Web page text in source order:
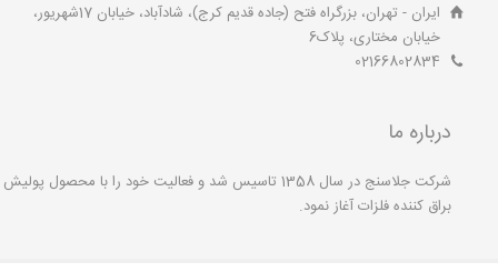
ایران - تهران، بزرگراه فتح (جاده قدیم کرج)، شادآباد، خیابان 17شهریور،
خیابان مختاری، پلاک6
02166802834
درباره ما
شرکت جلاسنج در سال 1358 تاسیس شد و فعالیت خود را با محصول پولیش
براق کننده فلزات آغاز نمود.